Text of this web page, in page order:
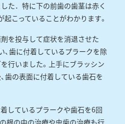
た．特に下の前歯の歯茎は赤く
起こっていることがわかります。
を投与して症状を消退させた
、歯に付着しているプラークを除
行いました。上手にブラッシン
歯の表面に付着している歯石を
しているプラークや歯石を6回
根の中の治療や虫歯の治療も行